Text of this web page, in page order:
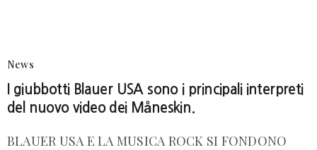
News
I giubbotti Blauer USA sono i principali interpreti
del nuovo video dei Måneskin.
BLAUER USA E LA MUSICA ROCK SI FONDONO